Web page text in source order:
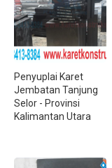
Penyuplai Karet
Jembatan Tanjung
Selor - Provinsi
Kalimantan Utara